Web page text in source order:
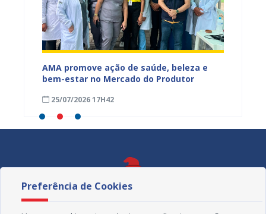
AMA promove ação de saúde, beleza e
bem-estar no Mercado do Produtor
25/07/2026 17H42
Preferência de Cookies